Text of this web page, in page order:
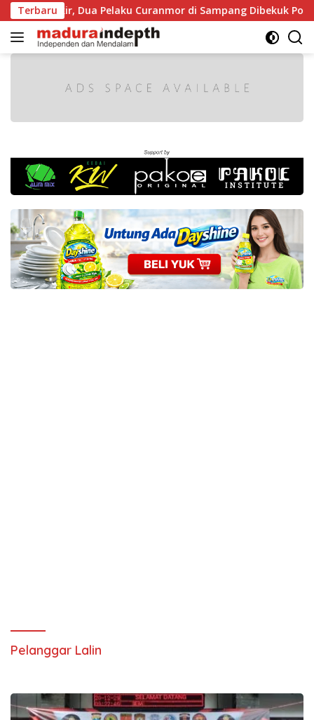
Langsung
ke
konten
TerbaruDua Pelaku Curanmor di Sampang Dibekuk Polisi
Pelanggar Lalin